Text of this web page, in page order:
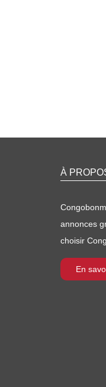
À
annonces
choisir
En